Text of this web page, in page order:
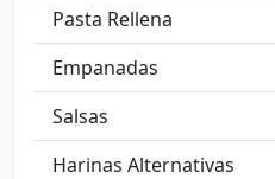
Pasta Rellena
Empanadas
Salsas
Harinas Alternativas